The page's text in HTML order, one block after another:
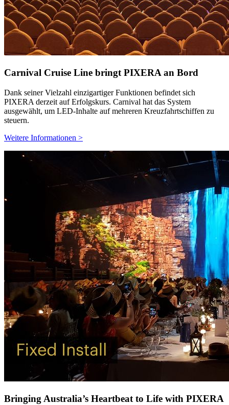
Carnival Cruise Line bringt PIXERA an Bord
Dank seiner Vielzahl einzigartiger Funktionen befindet sich
PIXERA derzeit auf Erfolgskurs. Carnival hat das System
ausgewählt, um LED-Inhalte auf mehreren Kreuzfahrtschiffen zu
steuern.
Weitere Informationen >
Bringing Australia’s Heartbeat to Life with PIXERA